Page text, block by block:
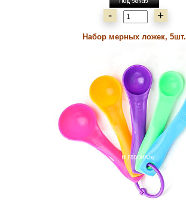
- +
Набор мерных ложек, 5шт.